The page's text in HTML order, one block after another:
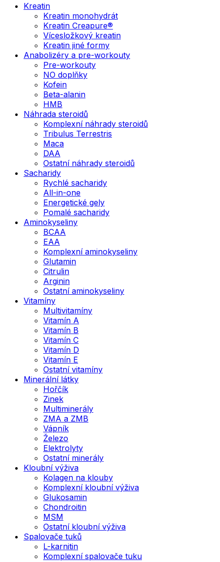
Kreatin
Kreatin monohydrát
Kreatin Creapure®
Vícesložkový kreatin
Kreatin jiné formy
Anabolizéry a pre-workouty
Pre-workouty
NO doplňky
Kofein
Beta-alanin
HMB
Náhrada steroidů
Komplexní náhrady steroidů
Tribulus Terrestris
Maca
DAA
Ostatní náhrady steroidů
Sacharidy
Rychlé sacharidy
All-in-one
Energetické gely
Pomalé sacharidy
Aminokyseliny
BCAA
EAA
Komplexní aminokyseliny
Glutamin
Citrulin
Arginin
Ostatní aminokyseliny
Vitamíny
Multivitamíny
Vitamín A
Vitamín B
Vitamín C
Vitamín D
Vitamín E
Ostatní vitamíny
Minerální látky
Hořčík
Zinek
Multiminerály
ZMA a ZMB
Vápník
Železo
Elektrolyty
Ostatní minerály
Kloubní výživa
Kolagen na klouby
Komplexní kloubní výživa
Glukosamin
Chondroitin
MSM
Ostatní kloubní výživa
Spalovače tuků
L-karnitin
Komplexní spalovače tuku